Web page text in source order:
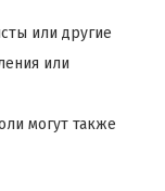
или другие
или
могут также